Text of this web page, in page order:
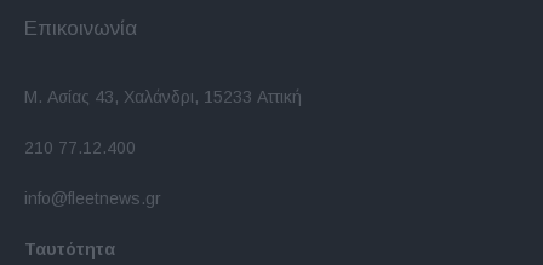
Επικοινωνία
Μ. Ασίας 43, Χαλάνδρι, 15233 Αττική
210 77.12.400
info@fleetnews.gr
Ταυτότητα